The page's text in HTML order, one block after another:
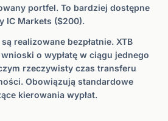
portfel. To bardziej dostępne
IC Markets ($200).
realizowane bezpłatnie. XTB
o wypłatę w ciągu jednego
rzeczywisty czas transferu
Obowiązują standardowe
kierowania wypłat.